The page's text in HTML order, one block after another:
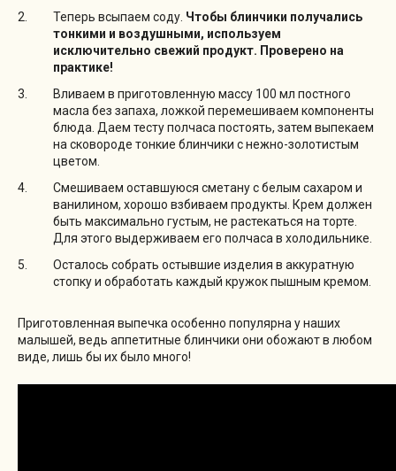
Теперь всыпаем соду. Чтобы блинчики получались
тонкими и воздушными, используем
исключительно свежий продукт. Проверено на
практике!
Вливаем в приготовленную массу 100 мл постного
масла без запаха, ложкой перемешиваем компоненты
блюда. Даем тесту полчаса постоять, затем выпекаем
на сковороде тонкие блинчики с нежно-золотистым
цветом.
Смешиваем оставшуюся сметану с белым сахаром и
ванилином, хорошо взбиваем продукты. Крем должен
быть максимально густым, не растекаться на торте.
Для этого выдерживаем его полчаса в холодильнике.
Осталось собрать остывшие изделия в аккуратную
стопку и обработать каждый кружок пышным кремом.
Приготовленная выпечка особенно популярна у наших
малышей, ведь аппетитные блинчики они обожают в любом
виде, лишь бы их было много!